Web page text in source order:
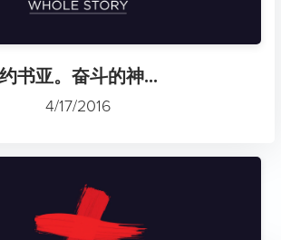
约书亚。奋斗的神...
4/17/2016